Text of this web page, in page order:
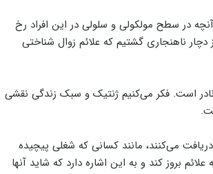
در سطح مولکولی و سلولی در این افراد رخ
دچار ناهنجاری گشتیم که علائم زوال شناختی
بنابراین تا اندازه‌ای نادر است. فکر می‌کنیم ژنتیک و سبک زندگی نقشی
می‌کنند، مانند کسانی که شغلی پیچیده
بروز کند و به این اشاره دارد که شاید آنها